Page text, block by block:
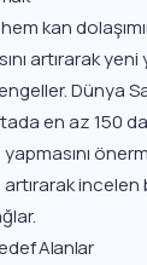
kan
artırarak yeni
Dünya
en az 150
incelen
Alanlar